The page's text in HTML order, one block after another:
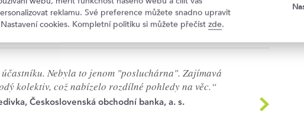
Uplatnění poznatků v praxi
Akci bych doporučil
známým
Nebyla to jenom "posluchárna". Zajímavá
kolektiv, což nabízelo rozdílné pohledy na věc.“
Československá obchodní banka, a. s.
reklamu. Své preference můžete snadno upravit
cookies. Kompletní politiku si můžete přečíst zde.